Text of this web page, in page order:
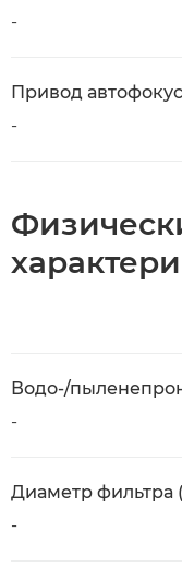
-
Привод
-
Водо-/
-
Диаметр фильтра
-